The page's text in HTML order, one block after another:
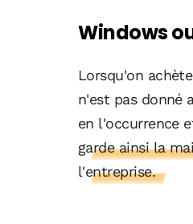
Windows
Lorsqu'on
n'est pas donné
en l'occurrence
garde ainsi la
l'entreprise.